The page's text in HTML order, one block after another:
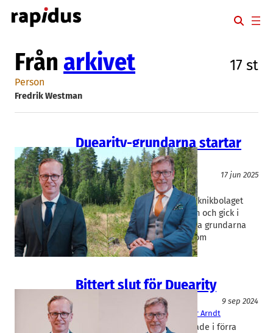
Hoppa
till
Från arkivet 17 st
Person
Fredrik Westman
Duearity-grundarna startar
nytt i skogen
Miljöteknik
17 jun 2025
Forscent
Fredrik Westman
Det Malmöbaserade medicinteknikbolaget
Duearity kastade in handduken och gick i
konkurs i höstas. Nu är de båda grundarna
tillbaka med en ny satsning inom
skogsnäringen.
Bittert slut för Duearity
Bioteknik/Övrig life science
9 sep 2024
Fredrik Westman Peter Arndt
Tinnitusbolaget Duearity lämnade i förra